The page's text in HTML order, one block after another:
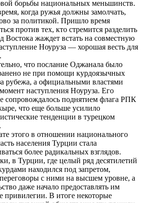
борьбы национальных меньшинств.
когда ружья должны замолчать,
за политикой. Пришло время
против тех, кто стремится разделить
Востока жаждет встать на совместную
Ноуруза — хорошая весть для
что послание Оджанала было
не при помощи курдоязычных
рубежа, а официальными властями
наступления Ноуруза. Его
сопровождалось поднятием флага РПК
что еще больше усилило
тенденции в турецком
этого в отношении национального
населения Турции стала
более радикальных взглядов.
в Турции, где целый ряд десятилетий
находился под запретом,
с ними на высшем уровне, а
даже начало предоставлять им
привилегии. В итоге некоторые